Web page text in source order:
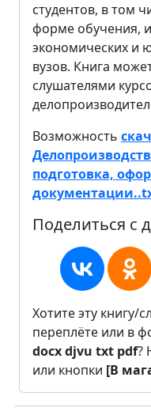
студентов, в том
форме обучения,
экономических и
вузов. Книга
слушателями
Возможность
подготовка,
Поделиться с
Хотите эту книгу/
переплёте или в
docxdjvu txt pdf?
или кнопки [В